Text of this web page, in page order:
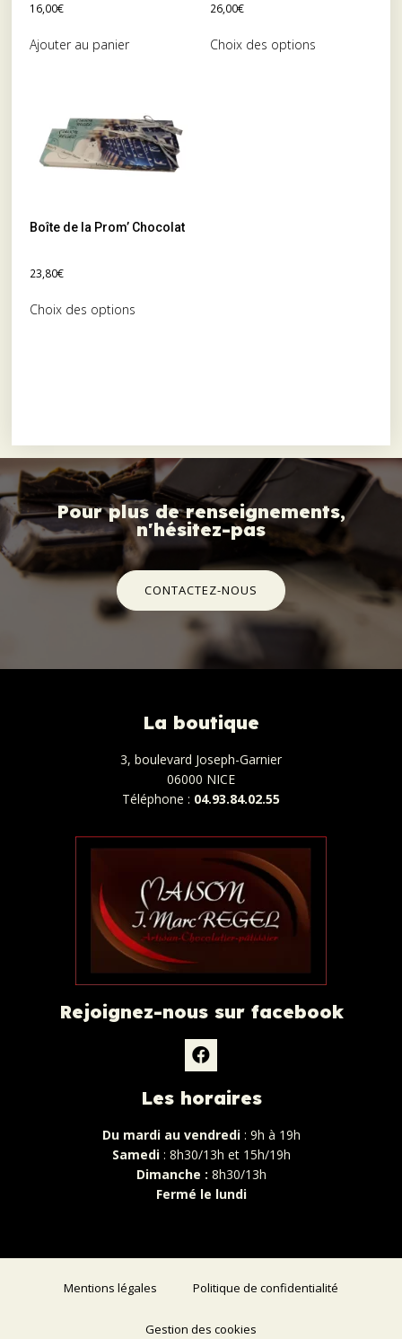
16,00€
Ajouter au panier
26,00€
Choix des options
Boîte de la Prom’ Chocolat
23,80€
Choix des options
Pour plus de renseignements,
n'hésitez-pas
CONTACTEZ-NOUS
La boutique
3, boulevard Joseph-Garnier
06000 NICE
Téléphone : 04.93.84.02.55
Rejoignez-nous sur facebook
Les horaires
Du mardi au vendredi: 9h à 19h
Samedi: 8h30/13h et 15h/19h
Dimanche : 8h30/13h
Fermé le lundi
Mentions légales Politique de confidentialité
Gestion des cookies